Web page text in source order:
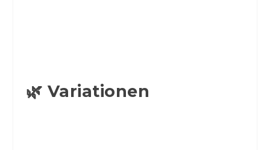
🌿 Variationen